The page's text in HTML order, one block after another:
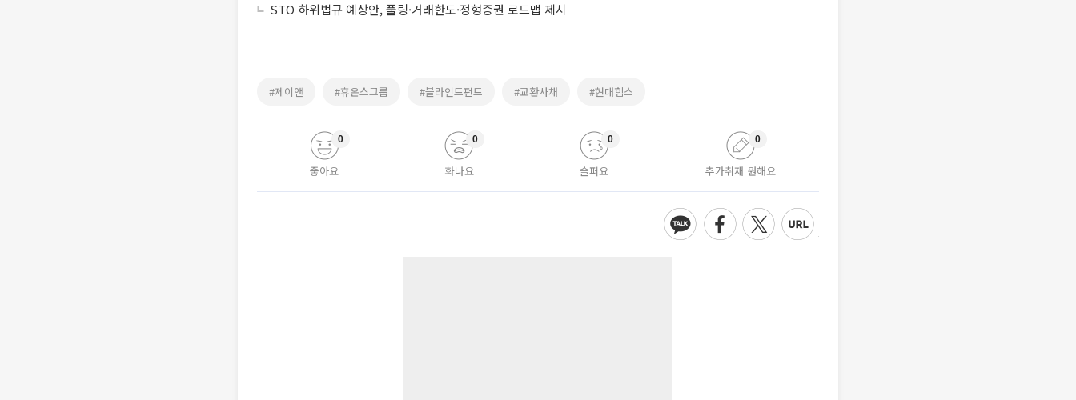
STO 하위법규 예상안, 풀링·거래한도·정형증권 로드맵 제시
#제이앤 #휴온스그룹 #블라인드펀드 #교환사채 #현대힘스
좋아요
0
화나요
0
슬퍼요
0
추가취재 원해요
0